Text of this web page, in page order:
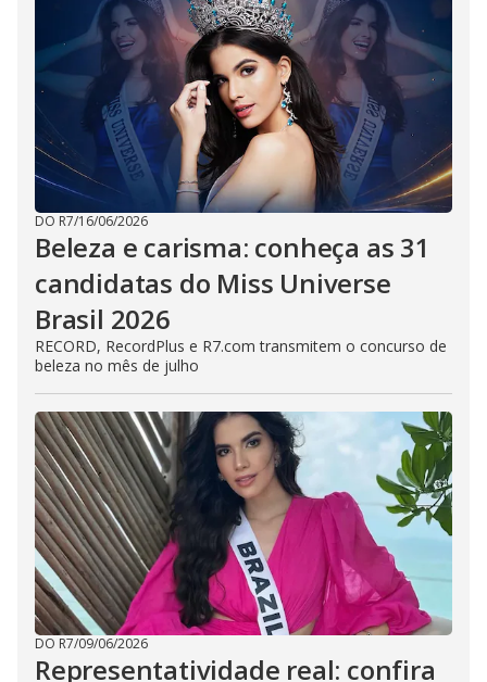
DO R7/16/06/2026
Beleza e carisma: conheça as 31
candidatas do Miss Universe
Brasil 2026
RECORD, RecordPlus e R7.com transmitem o concurso de
beleza no mês de julho
DO R7/09/06/2026
Representatividade real: confira